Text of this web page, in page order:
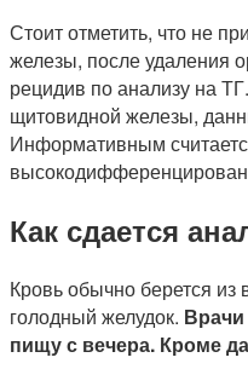
Стоит отметить, что не
железы, после удаления
рецидив по анализу на
щитовидной железы,
Информативным
Как сдается
Кровь обычно берется
голодный желудок.
пищу с вечера. Кроме